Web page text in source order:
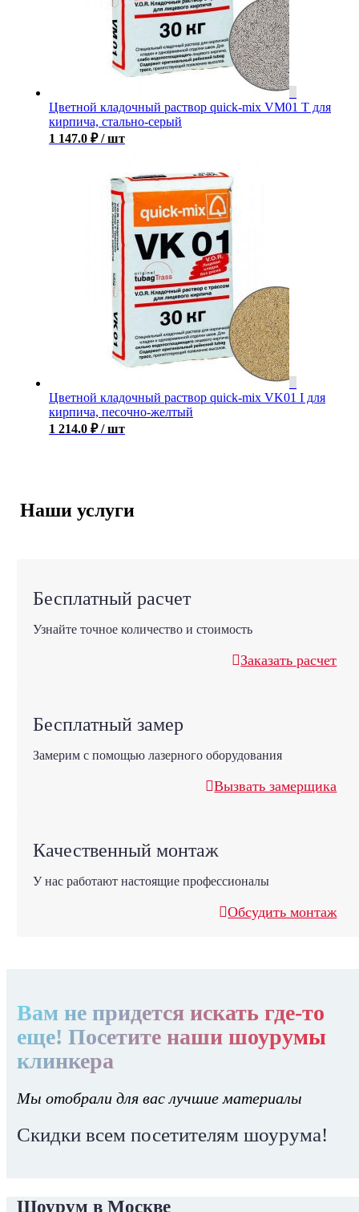
Цветной кладочный раствор quick-mix VM01 T для
кирпича, стально-серый
1 147.0 ₽ / шт
Цветной кладочный раствор quick-mix VK01 I для
кирпича, песочно-желтый
1 214.0 ₽ / шт
Наши услуги
Бесплатный расчет
Узнайте точное количество и стоимость
Заказать расчет
Бесплатный замер
Замерим с помощью лазерного оборудования
Вызвать замерщика
Качественный монтаж
У нас работают настоящие профессионалы
Обсудить монтаж
Вам не придется искать где-то
еще! Посетите наши шоурумы
клинкера
Мы отобрали для вас лучшие материалы
Скидки всем посетителям шоурума!
Шоурум в Москве